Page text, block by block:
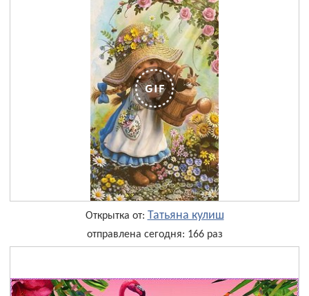
Открытка от: Татьяна кулиш
отправлена сегодня: 166 раз